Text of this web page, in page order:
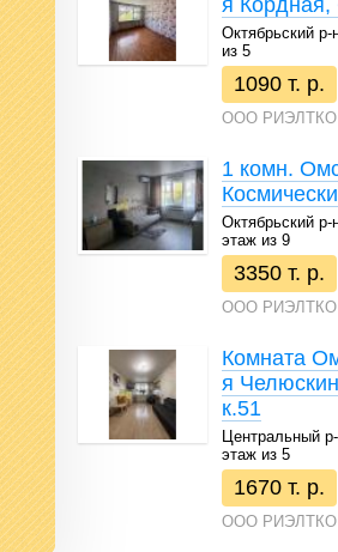
я Кордная,
Октябрьский
из 5
1090 т. р.
ООО
1 комн.
Октябрьский
этаж из 9
3350 т. р.
ООО
Комната
я
к.51
Центральный
этаж из 5
1670 т. р.
ООО